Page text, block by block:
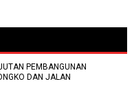
PEMBANGUNAN
DAN JALAN